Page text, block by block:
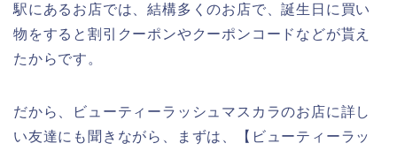
駅にあるお店では、結構多くのお店で、誕生日に買い
物をすると割引クーポンやクーポンコードなどが貰え
たからです。
だから、ビューティーラッシュマスカラのお店に詳し
い友達にも聞きながら、まずは、【ビューティーラッ